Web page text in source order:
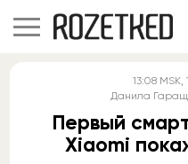
13:08 MSK,
Данила
Первый
Xiaomi